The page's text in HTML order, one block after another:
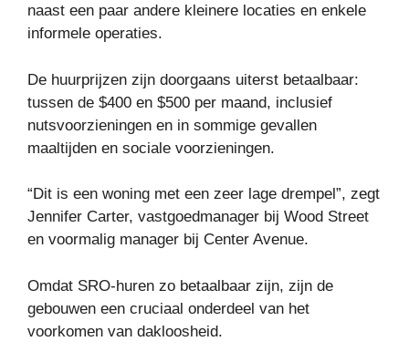
naast een paar andere kleinere locaties en enkele
informele operaties.
De huurprijzen zijn doorgaans uiterst betaalbaar:
tussen de $400 en $500 per maand, inclusief
nutsvoorzieningen en in sommige gevallen
maaltijden en sociale voorzieningen.
“Dit is een woning met een zeer lage drempel”, zegt
Jennifer Carter, vastgoedmanager bij Wood Street
en voormalig manager bij Center Avenue.
Omdat SRO-huren zo betaalbaar zijn, zijn de
gebouwen een cruciaal onderdeel van het
voorkomen van dakloosheid.